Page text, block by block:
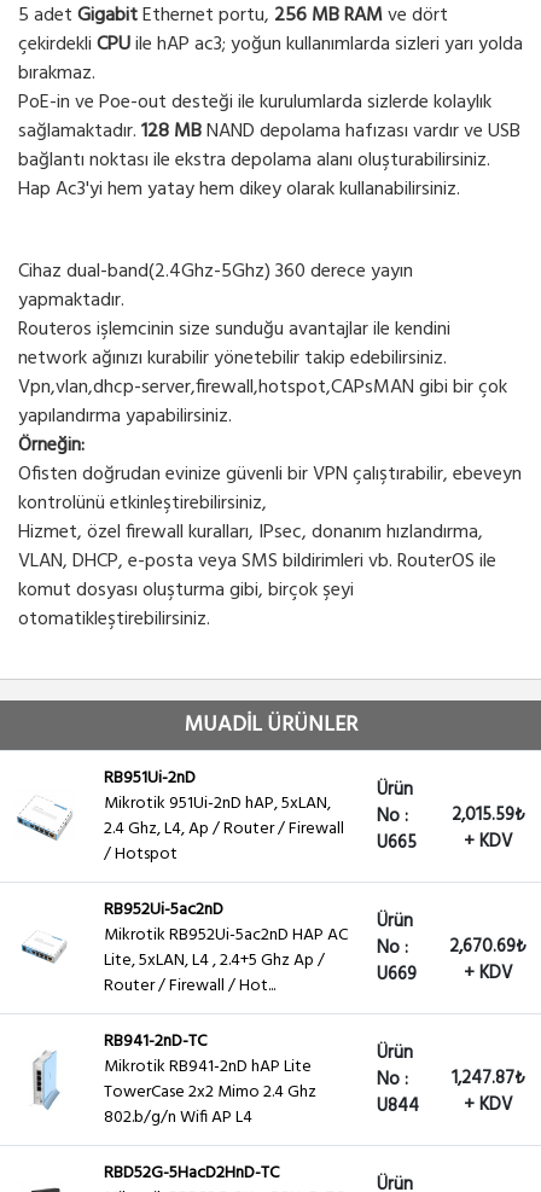
5 adetGigabitEthernet portu, 256 MB RAMve dört
çekirdekliCPUile hAP ac3; yoğun kullanımlarda sizleri yarı yolda
bırakmaz.
PoE-in ve Poe-out desteği ile kurulumlarda sizlerde kolaylık
sağlamaktadır.128 MBNAND depolama hafızası vardır ve USB
bağlantı noktası ile ekstra depolama alanı oluşturabilirsiniz.
Hap Ac3'yi hem yatay hem dikey olarak kullanabilirsiniz.
Cihaz dual-band(2.4Ghz-5Ghz) 360 derece yayın
yapmaktadır.
Routeros işlemcinin size sunduğu avantajlar ile kendini
network ağınızı kurabilir yönetebilir takip edebilirsiniz.
Vpn,vlan,dhcp-server,firewall,hotspot,CAPsMAN gibi bir çok
yapılandırma yapabilirsiniz.
Örneğin:
Ofisten doğrudan evinize güvenli bir VPN çalıştırabilir, ebeveyn
kontrolünü etkinleştirebilirsiniz,
Hizmet, özel firewall kuralları, IPsec, donanım hızlandırma,
VLAN, DHCP, e-posta veya SMS bildirimleri vb. RouterOS ile
komut dosyası oluşturma gibi, birçok şeyi
otomatikleştirebilirsiniz.
MUADİL ÜRÜNLER
RB951Ui-2nD
Mikrotik 951Ui-2nD hAP, 5xLAN,
2.4 Ghz, L4, Ap / Router / Firewall
/ Hotspot
Ürün
No :
U665
2,015.59₺
+ KDV
RB952Ui-5ac2nD
Mikrotik RB952Ui-5ac2nD HAP AC
Lite, 5xLAN, L4 , 2.4+5 Ghz Ap /
Router / Firewall / Hot...
Ürün
No :
U669
2,670.69₺
+ KDV
RB941-2nD-TC
Mikrotik RB941-2nD hAP Lite
TowerCase 2x2 Mimo 2.4 Ghz
802.b/g/n Wifi AP L4
Ürün
No :
U844
1,247.87₺
+ KDV
RBD52G-5HacD2HnD-TC
Ürün